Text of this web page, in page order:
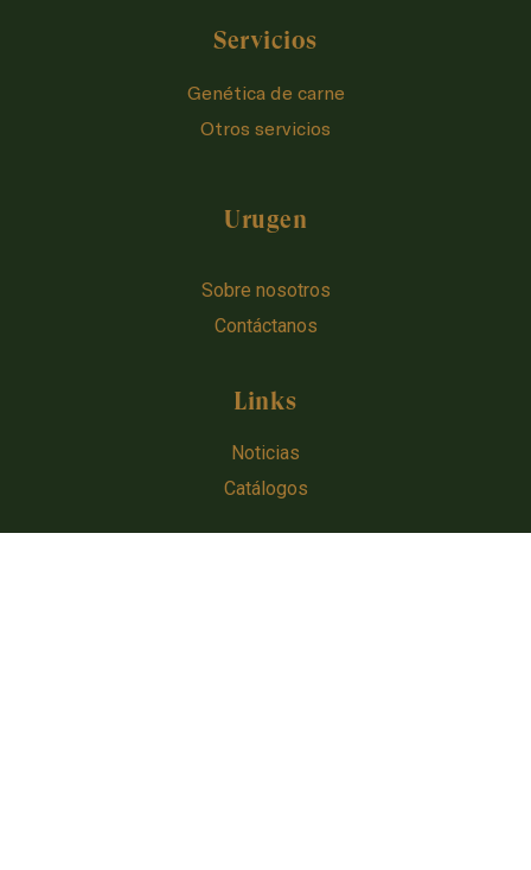
Servicios
Genética de carne
Otros servicios
Urugen
Sobre nosotros
Contáctanos
Links
Noticias
Catálogos